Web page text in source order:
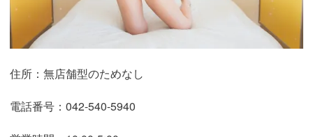
は主張が強いFカップです。ルックスはもちろんのこと、
巨乳やむっちりボディを生かした圧巻のプレイ
が特徴的で
す。
lipでは意外と巨乳の嬢が少ないのですが、その中でも際立
持ちよくなりたいという方は、Yちゃんを指名してみてく